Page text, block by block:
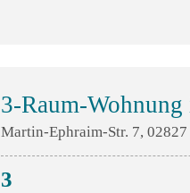
3-Raum-
Martin-Ephraim-Str. 7,
3